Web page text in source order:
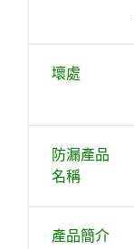
壞處
防漏產品
名稱
產品簡介